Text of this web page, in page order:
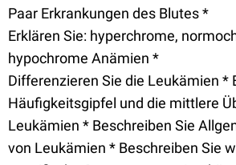
Paar Erkrankungen des Blutes *
Erklären Sie: hyperchrome,
hypochrome Anämien *
Differenzieren Sie die Leukämien *
Häufigkeitsgipfel und die mittlere
Leukämien * Beschreiben Sie
von Leukämien * Beschreiben Sie